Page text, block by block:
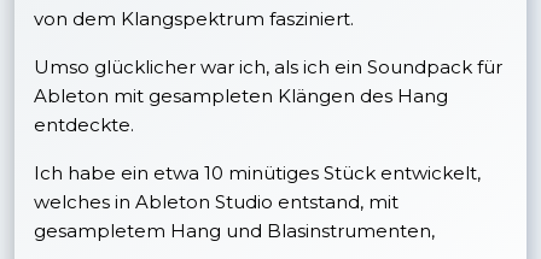
von dem Klangspektrum fasziniert.
Umso glücklicher war ich, als ich ein Soundpack für
Ableton mit gesampleten Klängen des Hang
entdeckte.
Ich habe ein etwa 10 minütiges Stück entwickelt,
welches in Ableton Studio entstand, mit
gesampletem Hang und Blasinstrumenten,